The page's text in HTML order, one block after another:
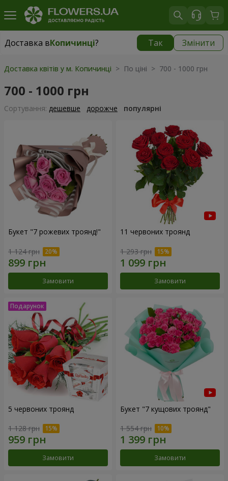
Доставка вКопичинці? Так Змінити
Доставка вКопичинці|
Доставка квітів у м. Копичинці > По ціні > 700 - 1000 грн
700 - 1000 грн
Сортування: дешевше дорожче популярні
Букет "7 рожевих троянд!"
1 124 грн
Замовити
11 червоних троянд
1 293 грн
Замовити
5 червоних троянд
1 128 грн
Замовити
Букет "7 кущових троянд"
1 554 грн
Замовити